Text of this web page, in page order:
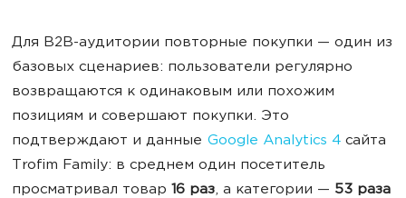
Для B2B-аудитории повторные покупки — один из
базовых сценариев: пользователи регулярно
возвращаются к одинаковым или похожим
позициям и совершают покупки. Это
подтверждают и данные Google Analytics 4 сайта
Trofim Family: в среднем один посетитель
просматривал товар 16 раз, а категории — 53 раза